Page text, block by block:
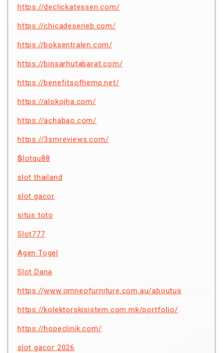
https://declickatessen.com/
https://chicadeserieb.com/
https://boksentralen.com/
https://binsarhutabarat.com/
https://benefitsofhemp.net/
https://alokojha.com/
https://achabao.com/
https://3smreviews.com/
Slotqu88
slot thailand
slot gacor
situs toto
Slot777
Agen Togel
Slot Dana
https://www.omneofurniture.com.au/aboutus
https://kolektorskisistem.com.mk/portfolio/
https://hopeclinik.com/
slot gacor 2026